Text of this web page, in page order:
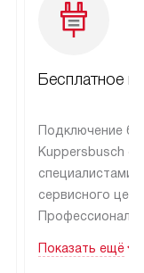
Бесплатное
Подключение
Kuppersbusch
специалистами
сервисного
эксплуатации
Показать ещё